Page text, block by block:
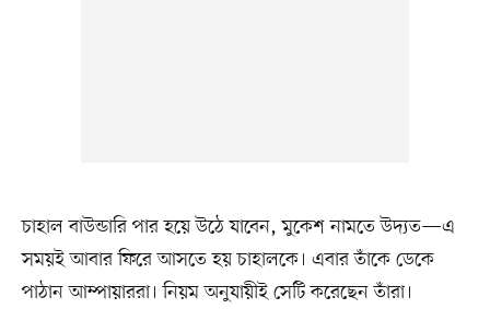
চাহাল বাউন্ডারি পার হয়ে উঠে যাবেন, মুকেশ নামতে উদ্যত—এ
সময়ই আবার ফিরে আসতে হয় চাহালকে। এবার তাঁকে ডেকে
পাঠান আম্পায়াররা। নিয়ম অনুযায়ীই সেটি করেছেন তাঁরা।